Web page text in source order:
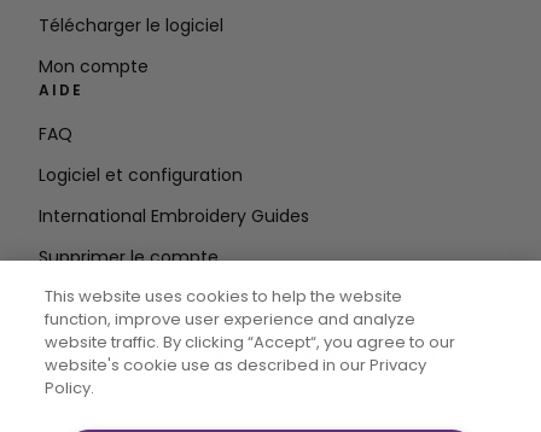
Télécharger le logiciel
Mon compte
AIDE
FAQ
Logiciel et configuration
International Embroidery Guides
Supprimer le compte
Entrez
l'adresse e-mail
This website uses cookies to help the website
function, improve user experience and analyze
website traffic. By clicking “Accept“, you agree to our
website's cookie use as described in our Privacy
Policy.